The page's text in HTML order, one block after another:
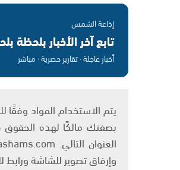
إذاعة الشمس
تابع آخر الأخبار بلحظة
أخبار عاجلة · تقارير حصرية · مباشر
بصفتك مالكًا لهذه الحقوق
وإرفاق تصوير للشاشة